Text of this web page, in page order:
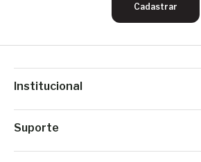
Cadastrar
Institucional
Suporte